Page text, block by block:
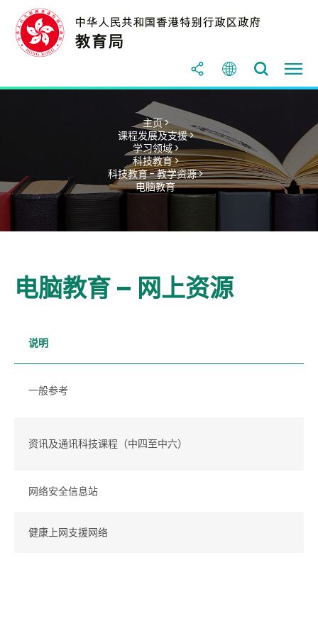
主页 >
课程发展及支援 >
学习领域 >
科技教育 >
科技教育 - 教学资源 >
电脑教育
电脑教育 – 网上资源
说明
一般参考
资讯及通讯科技课程（中四至中六）
网络安全信息站
健康上网支援网络